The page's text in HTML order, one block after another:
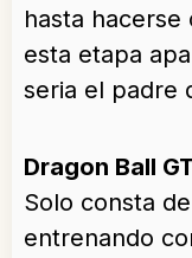
hasta hacerse
esta etapa
seria el padre
Dragon Ball
Solo consta
entrenando